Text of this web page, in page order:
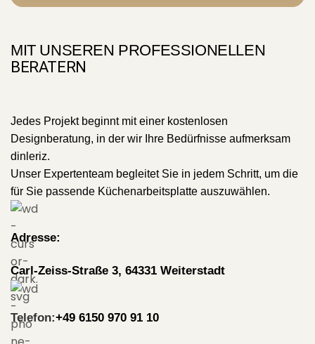
MIT UNSEREN PROFESSIONELLEN
BERATERN
Jedes Projekt beginnt mit einer kostenlosen
Designberatung, in der wir Ihre Bedürfnisse aufmerksam
dinleriz.
Unser Expertenteam begleitet Sie in jedem Schritt, um die
für Sie passende Küchenarbeitsplatte auszuwählen.
Adresse:
Carl-Zeiss-Straße 3, 64331 Weiterstadt
Telefon:+49 6150 970 91 10